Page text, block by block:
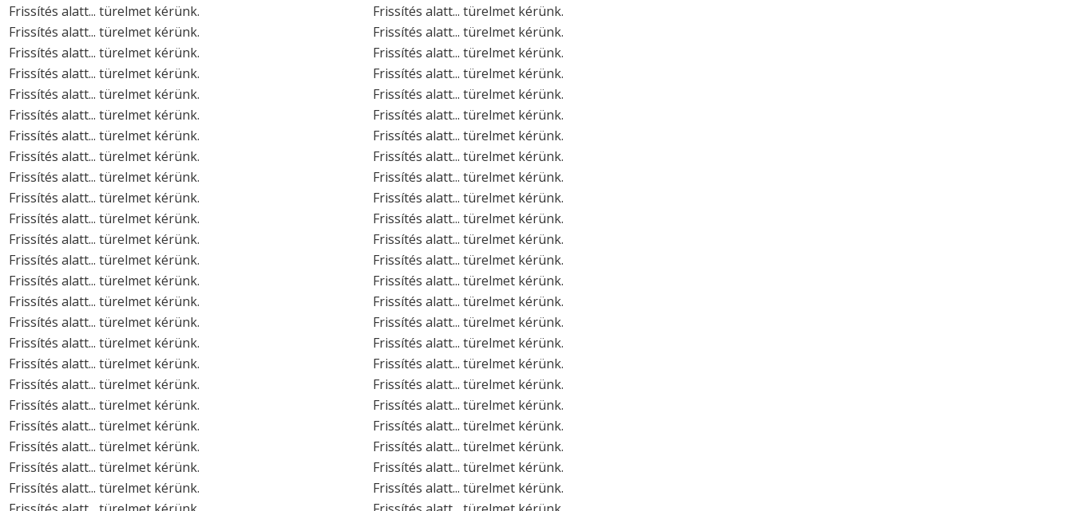
Frissítés alatt... türelmet kérünk.
Frissítés alatt... türelmet kérünk.
Frissítés alatt... türelmet kérünk.
Frissítés alatt... türelmet kérünk.
Frissítés alatt... türelmet kérünk.
Frissítés alatt... türelmet kérünk.
Frissítés alatt... türelmet kérünk.
Frissítés alatt... türelmet kérünk.
Frissítés alatt... türelmet kérünk.
Frissítés alatt... türelmet kérünk.
Frissítés alatt... türelmet kérünk.
Frissítés alatt... türelmet kérünk.
Frissítés alatt... türelmet kérünk.
Frissítés alatt... türelmet kérünk.
Frissítés alatt... türelmet kérünk.
Frissítés alatt... türelmet kérünk.
Frissítés alatt... türelmet kérünk.
Frissítés alatt... türelmet kérünk.
Frissítés alatt... türelmet kérünk.
Frissítés alatt... türelmet kérünk.
Frissítés alatt... türelmet kérünk.
Frissítés alatt... türelmet kérünk.
Frissítés alatt... türelmet kérünk.
Frissítés alatt... türelmet kérünk.
Frissítés alatt... türelmet kérünk.
Frissítés alatt... türelmet kérünk.
Frissítés alatt... türelmet kérünk.
Frissítés alatt... türelmet kérünk.
Frissítés alatt... türelmet kérünk.
Frissítés alatt... türelmet kérünk.
Frissítés alatt... türelmet kérünk.
Frissítés alatt... türelmet kérünk.
Frissítés alatt... türelmet kérünk.
Frissítés alatt... türelmet kérünk.
Frissítés alatt... türelmet kérünk.
Frissítés alatt... türelmet kérünk.
Frissítés alatt... türelmet kérünk.
Frissítés alatt... türelmet kérünk.
Frissítés alatt... türelmet kérünk.
Frissítés alatt... türelmet kérünk.
Frissítés alatt... türelmet kérünk.
Frissítés alatt... türelmet kérünk.
Frissítés alatt... türelmet kérünk.
Frissítés alatt... türelmet kérünk.
Frissítés alatt... türelmet kérünk.
Frissítés alatt... türelmet kérünk.
Frissítés alatt... türelmet kérünk.
Frissítés alatt... türelmet kérünk.